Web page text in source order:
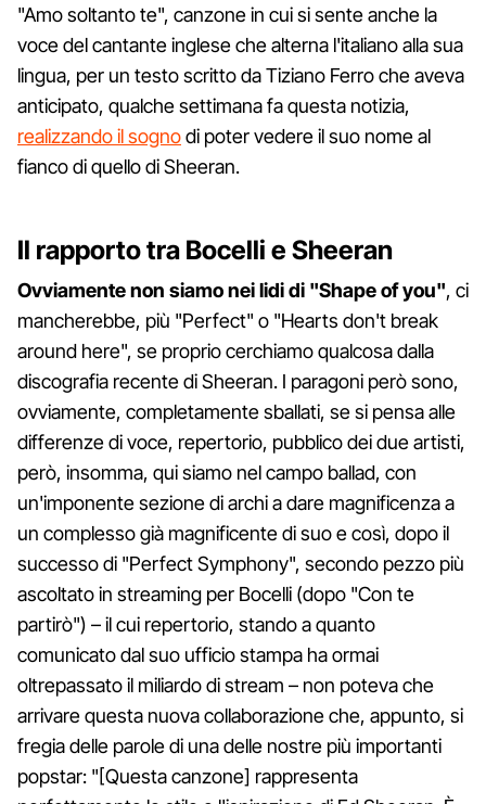
"Amo soltanto te", canzone in cui si sente anche la
voce del cantante inglese che alterna l'italiano alla sua
lingua, per un testo scritto da Tiziano Ferro che aveva
anticipato, qualche settimana fa questa notizia,
realizzando il sognodi poter vedere il suo nome al
fianco di quello di Sheeran.
Il rapporto tra Bocelli e Sheeran
Ovviamente non siamo nei lidi di "Shape of you", ci
mancherebbe, più "Perfect" o "Hearts don't break
around here", se proprio cerchiamo qualcosa dalla
discografia recente di Sheeran. I paragoni però sono,
ovviamente, completamente sballati, se si pensa alle
differenze di voce, repertorio, pubblico dei due artisti,
però, insomma, qui siamo nel campo ballad, con
un'imponente sezione di archi a dare magnificenza a
un complesso già magnificente di suo e così, dopo il
successo di "Perfect Symphony", secondo pezzo più
ascoltato in streaming per Bocelli (dopo "Con te
partirò") – il cui repertorio, stando a quanto
comunicato dal suo ufficio stampa ha ormai
oltrepassato il miliardo di stream – non poteva che
arrivare questa nuova collaborazione che, appunto, si
fregia delle parole di una delle nostre più importanti
popstar: "[Questa canzone] rappresenta